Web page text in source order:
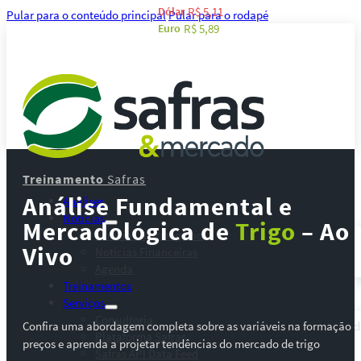
Pular para o conteúdo principalPular para o rodapé
Análises
Notícias
Notícias Agronegócio
Treinamentos
Serviços
Consultoria
Plataforma Safras
Safras API Data Feed
Dólar R$ 5,11
Euro R$ 5,89
Treinamento Safras
Análise Fundamental e
Mercadológica de Trigo – Ao
Vivo
Confira uma abordagem completa sobre as variáveis na formação
preços e aprenda a projetar tendências do mercado de trigo